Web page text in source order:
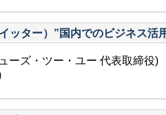
ッター）”国内でのビジネス活
ーズ・ツー・ユー 代表取締役)